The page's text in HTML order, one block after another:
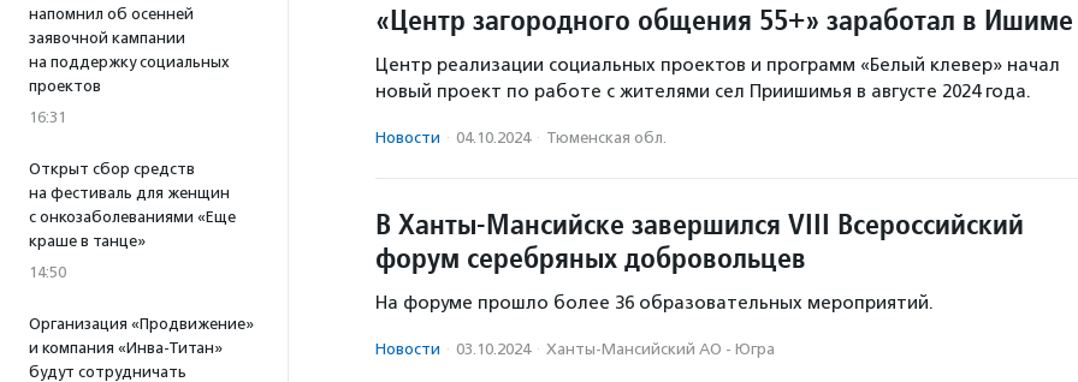
напомнил об осенней
заявочной кампании
на поддержку социальных
проектов
16:31
Открыт сбор средств
на фестиваль для женщин
с онкозаболеваниями «Еще
краше в танце»
14:50
Организация «Продвижение»
и компания «Инва-Титан»
будут сотрудничать
«Центр загородного общения 55+» заработал в Ишиме
Центр реализации социальных проектов и программ «Белый клевер» начал
новый проект по работе с жителями сел Приишимья в августе 2024 года.
Новости · 04.10.2024 · Тюменская обл.
В Ханты-Мансийске завершился VIII Всероссийский
форум серебряных добровольцев
На форуме прошло более 36 образовательных мероприятий.
Новости · 03.10.2024 · Ханты-Мансийский АО - Югра